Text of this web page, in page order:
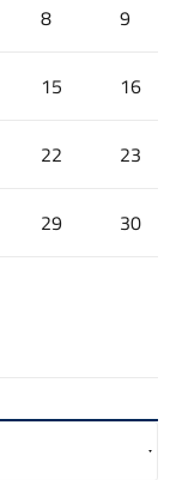
8 9
15 16
22 23
29 30